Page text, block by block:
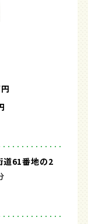
道61番地の2